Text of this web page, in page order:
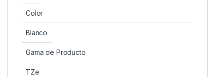
Color
Blanco
Gama de Producto
TZe